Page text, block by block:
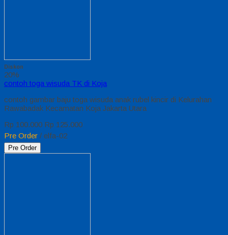
Diskon
20%
contoh toga wisuda TK di Koja
contoh gambar baju toga wisuda anak rubel kincir di Kelurahan
Rawabadak Kecamatan Koja Jakarta Utara
Rp 100.000 Rp 125.000
Pre Order / elfa-02
Pre Order